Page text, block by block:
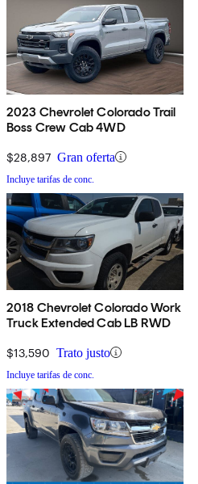
2023 Chevrolet Colorado Trail
Boss Crew Cab 4WD
$28,897 Gran oferta
Incluye tarifas de conc.
2018 Chevrolet Colorado Work
Truck Extended Cab LB RWD
$13,590 Trato justo
Incluye tarifas de conc.